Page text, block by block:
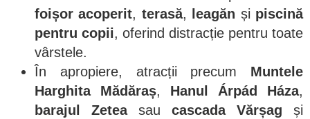
foișor acoperit, terasă, leagăn și piscină
pentru copii, oferind distracție pentru toate
vârstele.
În apropiere, atracții precum Muntele
Harghita Mădăraș, Hanul Árpád Háza,
barajul Zeteasau cascada Vărșag și